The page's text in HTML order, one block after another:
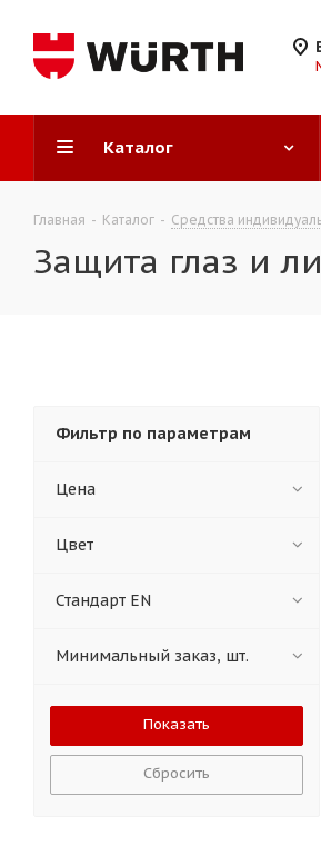
Каталог
Главная - Каталог - Средства
Защита глаз и
Фильтр по параметрам
Цена
Цвет
Стандарт EN
Минимальный заказ, шт.
Сбросить